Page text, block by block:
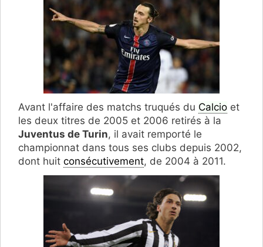
Avant l'affaire des matchs truqués du Calcio et
les deux titres de 2005 et 2006 retirés à la
Juventus de Turin, il avait remporté le
championnat dans tous ses clubs depuis 2002,
dont huit consécutivement, de 2004 à 2011.